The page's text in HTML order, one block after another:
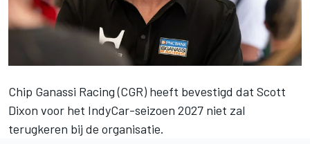
Chip Ganassi Racing(CGR) heeft bevestigd dat Scott
Dixon voor het IndyCar-seizoen 2027 niet zal
terugkeren bij de organisatie.